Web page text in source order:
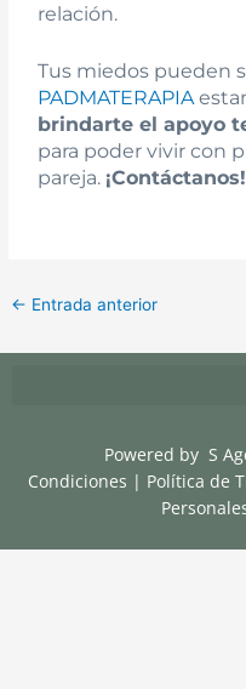
relación.
Tus miedos pueden
PADMATERAPIA
brindarte el apoyo
para poder vivir con
pareja.¡Contáctanos!
← Entrada anterior
Powered by S
Condiciones | Política de